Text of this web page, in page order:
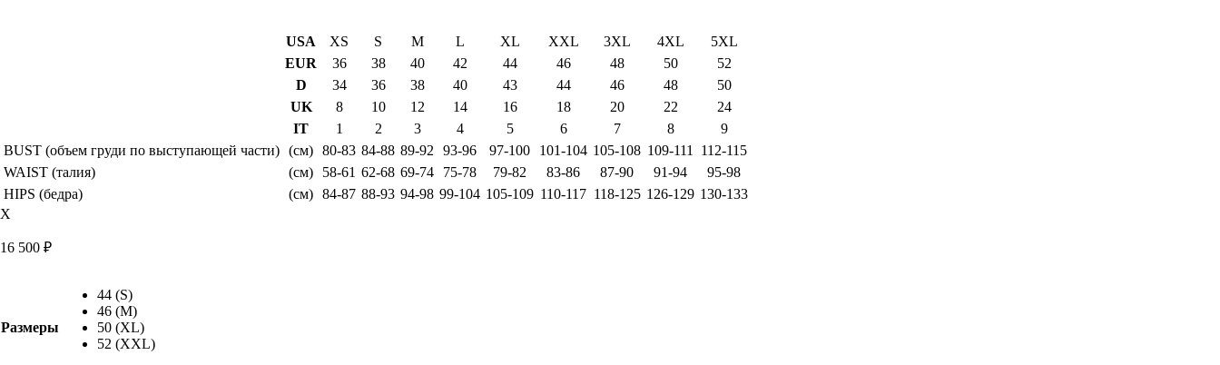
USA XS S M L XL XXL 3XL 4XL
5XL
EUR
36 38 40 42 44 46 48 50
52
D
34 36 38 40 43 44 46 48
50
UK
8 10 12 14 16 18 20 22
24
IT
1 2 3 4 5 6 7 8
9
BUST (объем груди по выступающей части) (см) 80-83 84-88 89-92 93-96 97-100 101-104 105-108 109-111
112-115
WAIST (талия)
(см) 58-61 62-68 69-74 75-78 79-82 83-86 87-90 91-94
95-98
HIPS (бедра)
(см) 84-87 88-93 94-98 99-104 105-109 110-117 118-125 126-129 130-133
X
16 500 ₽
Размеры
44 (S)
46 (M)
50 (XL)
52 (XXL)